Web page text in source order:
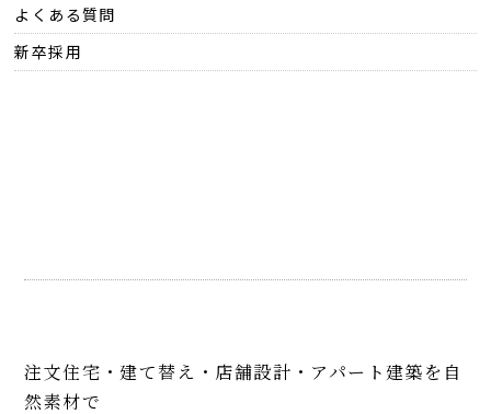
よくある質問
新卒採用
注文住宅・建て替え・店舗設計・アパート建築を自
然素材で